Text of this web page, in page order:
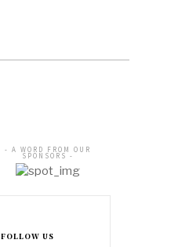
- A WORD FROM OUR
SPONSORS -
FOLLOW US